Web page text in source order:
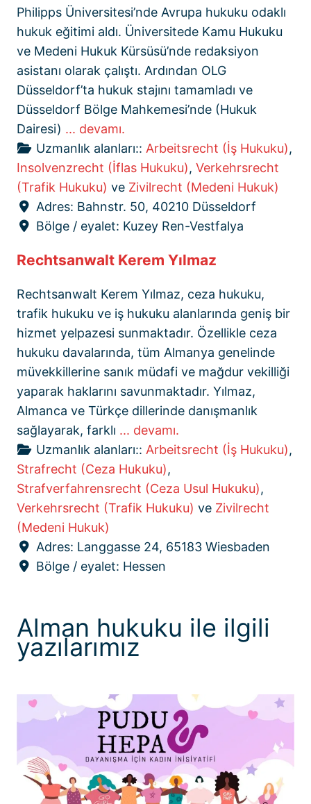
Philipps Üniversitesi’nde Avrupa hukuku odaklı
hukuk eğitimi aldı. Üniversitede Kamu Hukuku
ve Medeni Hukuk Kürsüsü’nde redaksiyon
asistanı olarak çalıştı. Ardından OLG
Düsseldorf’ta hukuk stajını tamamladı ve
Düsseldorf Bölge Mahkemesi’nde (Hukuk
Dairesi) ... devamı.
Uzmanlık alanları:: Arbeitsrecht (İş Hukuku),
Insolvenzrecht (İflas Hukuku), Verkehrsrecht
(Trafik Hukuku) ve Zivilrecht (Medeni Hukuk)
Adres: Bahnstr. 50, 40210 Düsseldorf
Bölge / eyalet: Kuzey Ren-Vestfalya
Rechtsanwalt Kerem Yılmaz
Rechtsanwalt Kerem Yılmaz, ceza hukuku,
trafik hukuku ve iş hukuku alanlarında geniş bir
hizmet yelpazesi sunmaktadır. Özellikle ceza
hukuku davalarında, tüm Almanya genelinde
müvekkillerine sanık müdafi ve mağdur vekilliği
yaparak haklarını savunmaktadır. Yılmaz,
Almanca ve Türkçe dillerinde danışmanlık
sağlayarak, farklı ... devamı.
Uzmanlık alanları:: Arbeitsrecht (İş Hukuku),
Strafrecht (Ceza Hukuku),
Strafverfahrensrecht (Ceza Usul Hukuku),
Verkehrsrecht (Trafik Hukuku) ve Zivilrecht
(Medeni Hukuk)
Adres: Langgasse 24, 65183 Wiesbaden
Bölge / eyalet: Hessen
Alman hukuku ile ilgili
yazılarımız